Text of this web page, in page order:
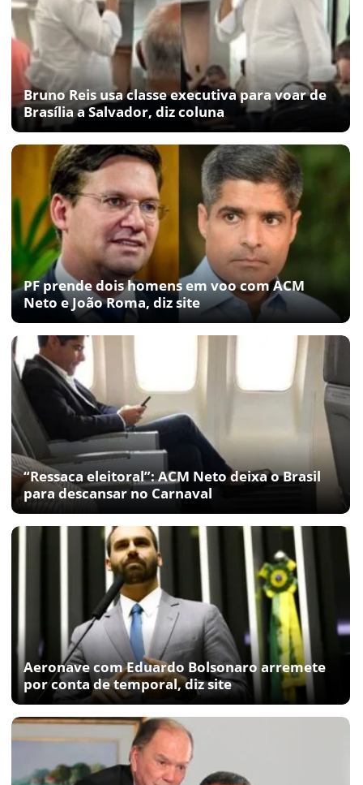
Bruno Reis usa classe executiva para voar de
Brasília a Salvador, diz coluna
PF prende dois homens em voo com ACM
Neto e João Roma, diz site
“Ressaca eleitoral”: ACM Neto deixa o Brasil
para descansar no Carnaval
Aeronave com Eduardo Bolsonaro arremete
por conta de temporal, diz site